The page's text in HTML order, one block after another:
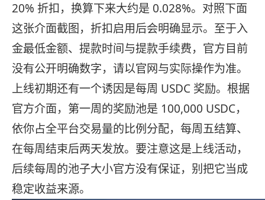
20% 折扣，换算下来大约是 0.028%。对照下面
这张介面截图，折扣启用后会明确显示。至于入
金最低金额、提款时间与提款手续费，官方目前
没有公开明确数字，请以官网与实际操作为准。
上线初期还有一个诱因是每周 USDC 奖励。根据
官方介面，第一周的奖励池是 100,000 USDC，
依你占全平台交易量的比例分配，每周五结算、
在每周结束后两天发放。要注意这是上线活动，
后续每周的池子大小官方没有保证，别把它当成
稳定收益来源。